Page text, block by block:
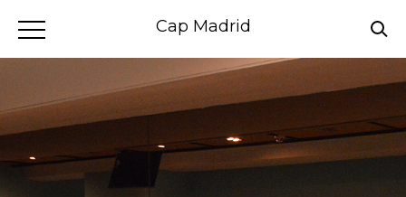
Cap Madrid